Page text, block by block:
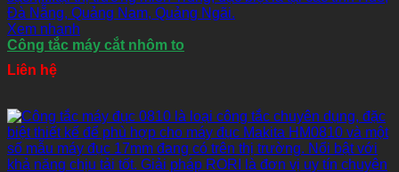
Xem nhanh
Công tắc máy cắt nhôm to
Liên hệ